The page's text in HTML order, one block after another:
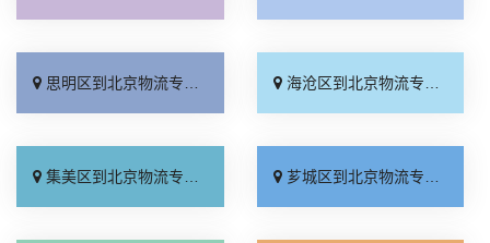
思明区到北京物流专线_运费多少「每日发车」 海沧区到北京物流专线_收费标准「合理收费」
集美区到北京物流专线_按时送达「要几天到」 芗城区到北京物流专线_运价查询「门到门接送」